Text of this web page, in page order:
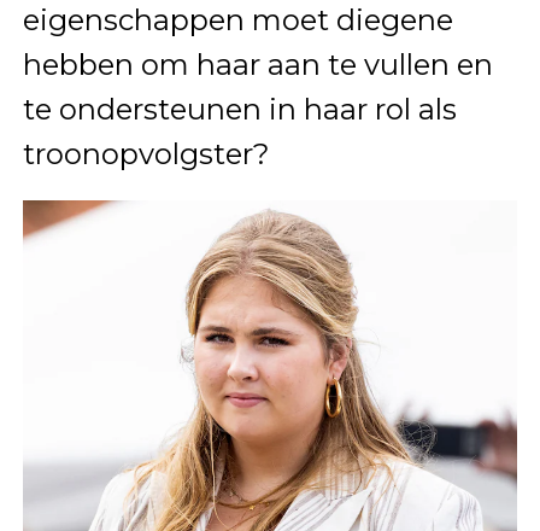
eigenschappen moet diegene
hebben om haar aan te vullen en
te ondersteunen in haar rol als
troonopvolgster?